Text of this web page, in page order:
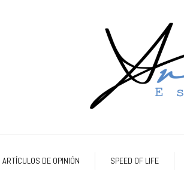
ARTÍCULOS DE OPINIÓN SPEED OF LIFE